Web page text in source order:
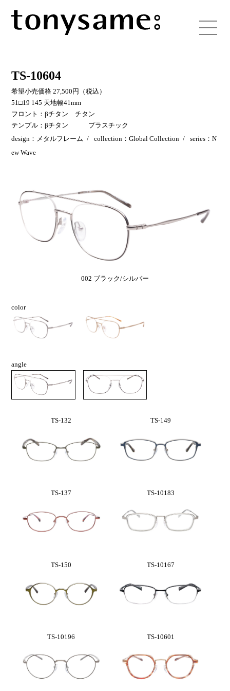
TS-10604
希望小売価格 27,500円（税込）
51□19 145 天地幅41mm
フロント：βチタン チタン
テンプル：βチタン プラスチック
design：メタルフレーム
collection：Global Collection
series：N
ew Wave
002 ブラック/シルバー
color
angle
TS-132 TS-149
TS-137 TS-10183
TS-150 TS-10167
TS-10196 TS-10601